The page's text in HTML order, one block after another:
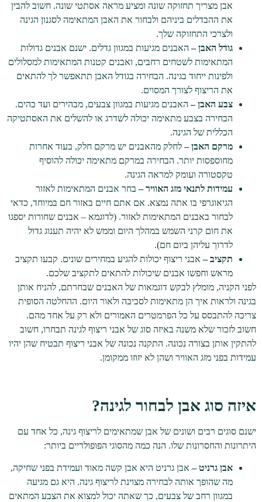
אבן מצריך תחזוקה שונה ומציע מראה אסתטי שונה. חשוב להבין
את ההבדלים ביניהם ולבחור את האבן המתאימה לסגנון הגינה
ולצרכי התחזוקה שלך.
גודל האבן –האבנים מגיעות במגוון גדלים. ישנם אבנים גדולות
המתאימות לשטחים רחבים, ואבנים קטנות המתאימות למסלולים
ולפינות ייחוד בגינה. הבחירה בגודל האבן תתאפשר לך להתאים
את הריצוף לצורך המסוים.
צבע האבן –האבנים מגיעות במגוון צבעים, מבהירים ועד כהים.
הבחירה בצבע מתאימה יכולה לשדרג או להשלים את האסתטיקה
הכללית של הגינה.
מרקם האבן –לחלק מהאבנים יש מרקם חלק, בעוד אחרות
מחוספסות יותר. הבחירה במרקם מתאימה יכולה להוסיף
טקסטורה ועומק למראה הגינה.
עמידות לתנאי מזג האוויר –בחר אבנים המתאימות לאזור
הגיאוגרפי בו אתה נמצא. אם אתם חיים באזור חם במיוחד, כדאי
לבחור באבנים המתאימות לאזור. (לדוגמא – אבנים שחורות יספגו
את חום קרני השמש במהלך היום וממש לא יהיה תענוג גדול
לדרוך עליהן ביום חם).
תקציב –אבני ריצוף יכולות להגיע במחירים שונים. קבעו תקציב
מראש וחפשו אבנים שיכולות להתאים לתקציב שלכם.
לפני הקניה, מומלץ לבקש דוגמאות של האבנים שבחרתם, להניח אותן
בגינה ולראות איך הן מתאימות לסביבה ולאור היום. ההחלטה הסופית
צריכה להתבסס על כל הפרמטרים האמורים ולא רק על אחד מהם.
חשוב לזכור שלא משנה באיזה סוג של אבני ריצוף לגינה תבחרו, חשוב
להתקין אותן בצורה נכונה. התקנה נכונה של אבני ריצוף תבטיח שהן יהיו
עמידות בפני מזג האוויר ושהן לא יזוזו ממקומן.
איזה סוג אבן לבחור לגינה?
ישנם סוגים רבים ושונים של אבן שמתאימים לריצוף גינה, כל אחד עם
היתרונות והחסרונות שלו. הנה כמה מהסוגי הפופולריים ביותר:
אבן גרניט –אבן גרניט היא אבן קשה מאוד ועמידת בפני שחיקה,
מה שהופך אותה לבחירה מצוינת לריצוף גינה. היא גם מגיעה
במגוון רחב של צבעים, כך שאתה יכול למצוא את הצבע המתאים